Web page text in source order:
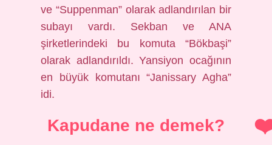
ve “Suppenman” olarak adlandırılan bir
subayı vardı. Sekban ve ANA
şirketlerindeki bu komuta “Bökbaşi”
olarak adlandırıldı. Yansiyon ocağının
en büyük komutanı “Janissary Agha”
idi.
Kapudane ne demek?